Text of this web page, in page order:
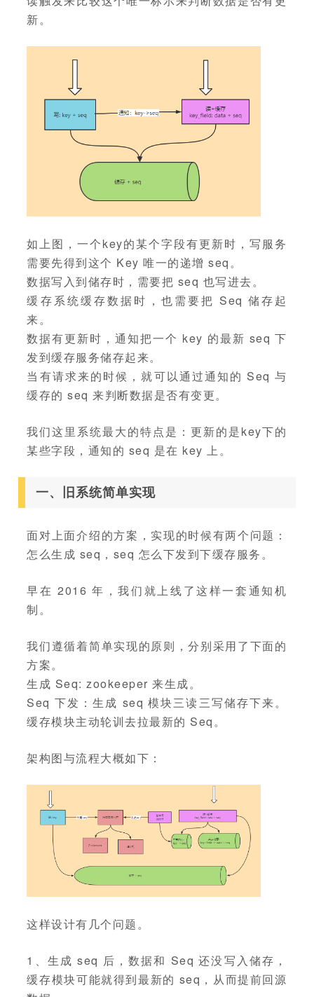
新。
如上图，一个key的某个字段有更新时，写服务
需要先得到这个 Key 唯一的递增 seq。
数据写入到储存时，需要把 seq 也写进去。
缓存系统缓存数据时，也需要把 Seq 储存起
来。
数据有更新时，通知把一个 key 的最新 seq 下
发到缓存服务储存起来。
当有请求来的时候，就可以通过通知的 Seq 与
缓存的 seq 来判断数据是否有变更。
我们这里系统最大的特点是：更新的是key下的
某些字段，通知的 seq 是在 key 上。
一、旧系统简单实现
面对上面介绍的方案，实现的时候有两个问题：
怎么生成 seq，seq 怎么下发到下缓存服务。
早在 2016 年，我们就上线了这样一套通知机
制。
我们遵循着简单实现的原则，分别采用了下面的
方案。
生成 Seq: zookeeper 来生成。
Seq 下发：生成 seq 模块三读三写储存下来。
缓存模块主动轮训去拉最新的 Seq。
架构图与流程大概如下：
这样设计有几个问题。
1、生成 seq 后，数据和 Seq 还没写入储存，
缓存模块可能就得到最新的 seq，从而提前回源